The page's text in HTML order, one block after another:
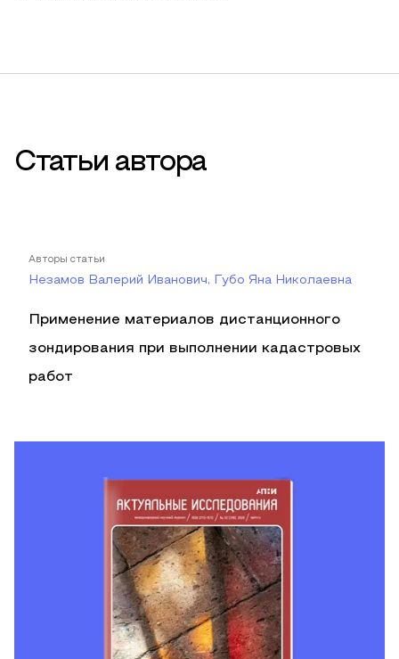
Статьи автора
Авторы статьи
Незамов Валерий Иванович, Губо Яна Николаевна
Применение материалов дистанционного
зондирования при выполнении кадастровых
работ